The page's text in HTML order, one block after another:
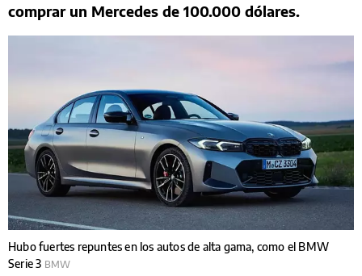
comprar un Mercedes de 100.000 dólares.
Hubo fuertes repuntes en los autos de alta gama, como el BMW
Serie 3 BMW